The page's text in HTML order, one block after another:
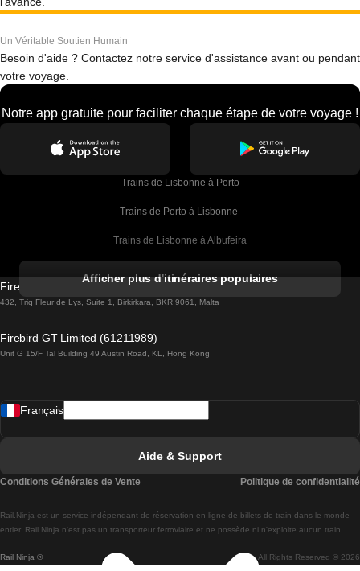
Un Véritable Soutien Humain
Besoin d'aide ? Contactez notre service d'assistance avant ou pendant
votre voyage.
Notre app gratuite pour faciliter chaque étape de votre voyage !
Trains de Lisbonne à Porto
Trains de Porto à Lisbonne
Trains de Lisbonne à Albufeira
Trains de Lisbonne à Lagos
Trains de Lisbonne à Madrid
Trains de Lisbonne à Braga
Trains de Braga à Lisbonne
Afficher plus d'itinéraires populaires
Firebird GT Limited (OC 1451)
432, Triq Fleur de Lys, Suite 1, Birkirkara, BKR 9061, Malta
Firebird GT Limited (61211989)
Unit G 15/F Tal Building 49 Austin Road, KL, Hong Kong
Rail Ninja ® All Rights Reserved © 2026
Rail.Ninja est un service indépendant de réservation en ligne de billets de train dans le monde
entier. Rail Ninja n'est pas un transporteur ferroviaire et ne possède ni n'exploite aucun train.
Français
Aide & Support
Conditions Générales de Vente Politique de confidentialité